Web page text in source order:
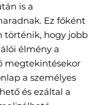
is a
Ez főként
történik, hogy jobb
élmény a
megtekintésekor
a személyes
és ezáltal a